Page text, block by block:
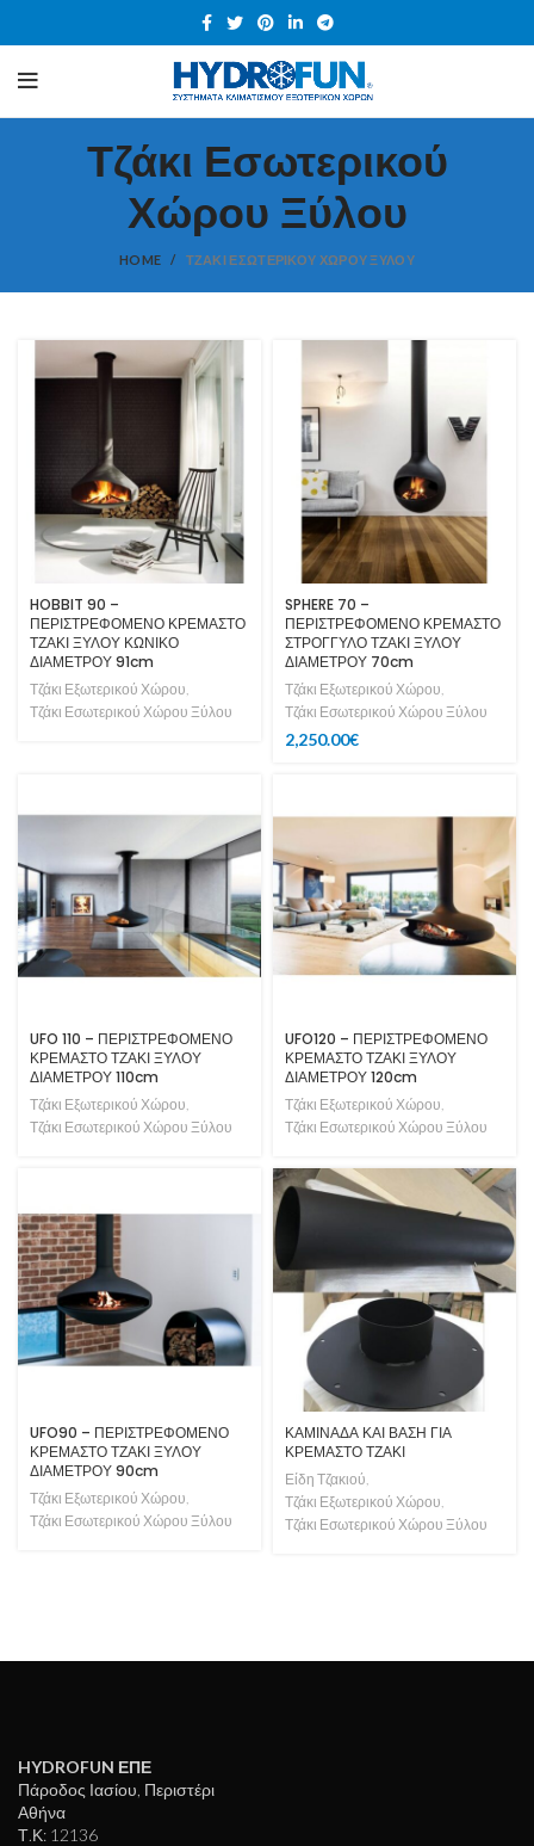
Τζάκι Εσωτερικού
Χώρου Ξύλου
HOME ΤΖΆΚΙ ΕΣΩΤΕΡΙΚΟΎ ΧΏΡΟΥ ΞΎΛΟΥ
HOBBIT 90 –
ΠΕΡΙΣΤΡΕΦΟΜΕΝΟ ΚΡΕΜΑΣΤΟ
ΤΖΑΚΙ ΞΥΛΟΥ ΚΩΝΙΚΟ
ΔΙΑΜΕΤΡΟΥ 91cm
Τζάκι Εξωτερικού Χώρου,
Τζάκι Εσωτερικού Χώρου Ξύλου
SPHERE 70 –
ΠΕΡΙΣΤΡΕΦΟΜΕΝΟ ΚΡΕΜΑΣΤΟ
ΣΤΡΟΓΓΥΛΟ ΤΖΑΚΙ ΞΥΛΟΥ
ΔΙΑΜΕΤΡΟΥ 70cm
Τζάκι Εξωτερικού Χώρου,
Τζάκι Εσωτερικού Χώρου Ξύλου
2,250.00€
UFO 110 – ΠΕΡΙΣΤΡΕΦΟΜΕΝΟ
ΚΡΕΜΑΣΤΟ ΤΖΑΚΙ ΞΥΛΟΥ
ΔΙΑΜΕΤΡΟΥ 110cm
Τζάκι Εξωτερικού Χώρου,
Τζάκι Εσωτερικού Χώρου Ξύλου
UFO120 – ΠΕΡΙΣΤΡΕΦΟΜΕΝΟ
ΚΡΕΜΑΣΤΟ ΤΖΑΚΙ ΞΥΛΟΥ
ΔΙΑΜΕΤΡΟΥ 120cm
Τζάκι Εξωτερικού Χώρου,
Τζάκι Εσωτερικού Χώρου Ξύλου
UFO90 – ΠΕΡΙΣΤΡΕΦΟΜΕΝΟ
ΚΡΕΜΑΣΤΟ ΤΖΑΚΙ ΞΥΛΟΥ
ΔΙΑΜΕΤΡΟΥ 90cm
Τζάκι Εξωτερικού Χώρου,
Τζάκι Εσωτερικού Χώρου Ξύλου
ΚΑΜΙΝΑΔΑ ΚΑΙ ΒΑΣΗ ΓΙΑ
ΚΡΕΜΑΣΤΟ ΤΖΑΚΙ
Είδη Τζακιού,
Τζάκι Εξωτερικού Χώρου,
Τζάκι Εσωτερικού Χώρου Ξύλου
HYDROFUN ΕΠΕ
Πάροδος Ιασίου, Περιστέρι
Αθήνα
Τ.Κ: 12136